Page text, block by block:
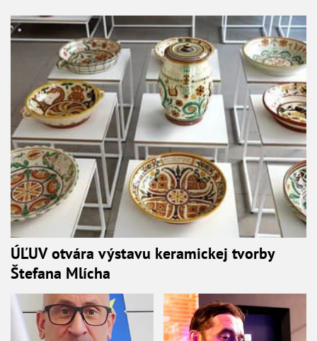
ÚĽUV otvára výstavu keramickej tvorby
Štefana Mlícha